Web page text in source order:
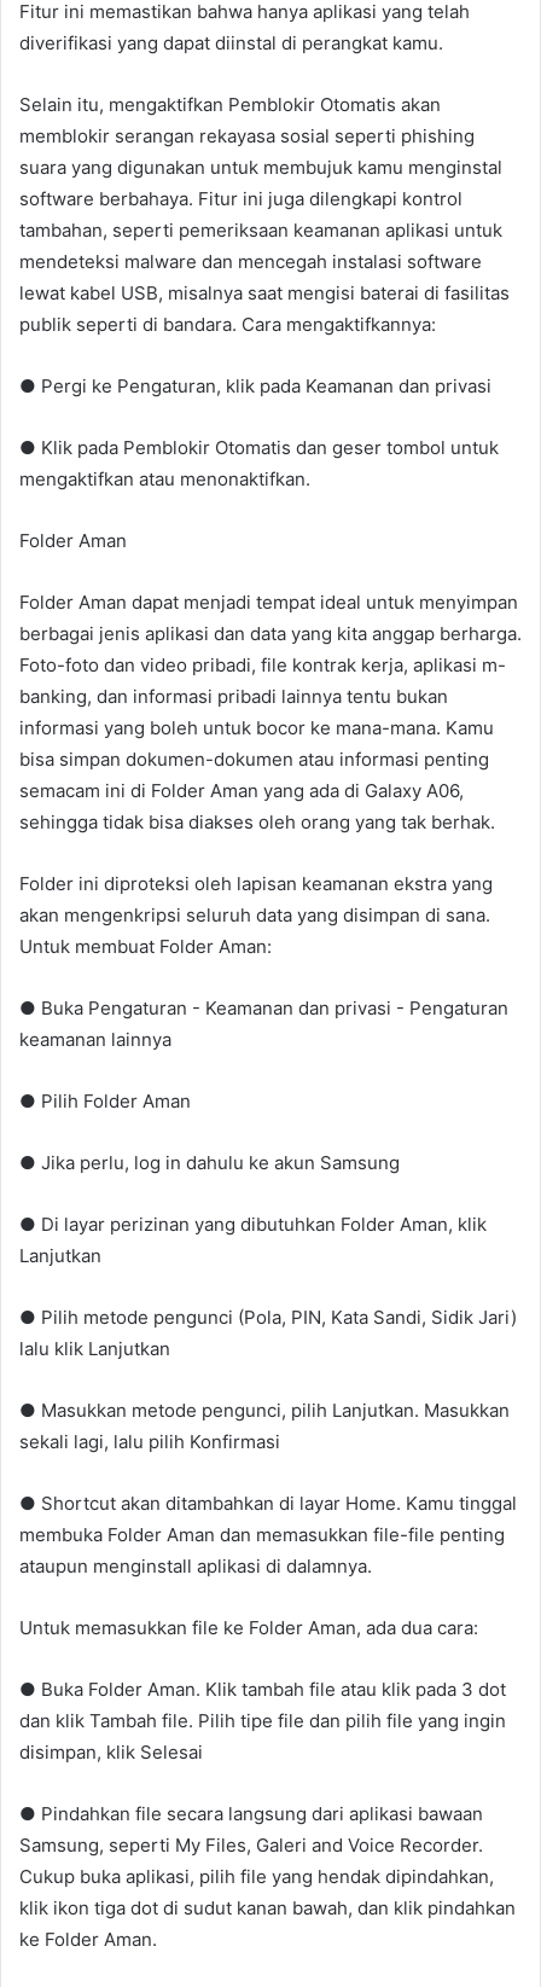
Fitur ini memastikan bahwa hanya aplikasi yang telah
diverifikasi yang dapat diinstal di perangkat kamu.
Selain itu, mengaktifkan Pemblokir Otomatis akan
memblokir serangan rekayasa sosial seperti phishing
suara yang digunakan untuk membujuk kamu menginstal
software berbahaya. Fitur ini juga dilengkapi kontrol
tambahan, seperti pemeriksaan keamanan aplikasi untuk
mendeteksi malware dan mencegah instalasi software
lewat kabel USB, misalnya saat mengisi baterai di fasilitas
publik seperti di bandara. Cara mengaktifkannya:
● Pergi ke Pengaturan, klik pada Keamanan dan privasi
● Klik pada Pemblokir Otomatis dan geser tombol untuk
mengaktifkan atau menonaktifkan.
Folder Aman
Folder Aman dapat menjadi tempat ideal untuk menyimpan
berbagai jenis aplikasi dan data yang kita anggap berharga.
Foto-foto dan video pribadi, file kontrak kerja, aplikasi m-
banking, dan informasi pribadi lainnya tentu bukan
informasi yang boleh untuk bocor ke mana-mana. Kamu
bisa simpan dokumen-dokumen atau informasi penting
semacam ini di Folder Aman yang ada di Galaxy A06,
sehingga tidak bisa diakses oleh orang yang tak berhak.
Folder ini diproteksi oleh lapisan keamanan ekstra yang
akan mengenkripsi seluruh data yang disimpan di sana.
Untuk membuat Folder Aman:
● Buka Pengaturan - Keamanan dan privasi - Pengaturan
keamanan lainnya
● Pilih Folder Aman
● Jika perlu, log in dahulu ke akun Samsung
● Di layar perizinan yang dibutuhkan Folder Aman, klik
Lanjutkan
● Pilih metode pengunci (Pola, PIN, Kata Sandi, Sidik Jari)
lalu klik Lanjutkan
● Masukkan metode pengunci, pilih Lanjutkan. Masukkan
sekali lagi, lalu pilih Konfirmasi
● Shortcut akan ditambahkan di layar Home. Kamu tinggal
membuka Folder Aman dan memasukkan file-file penting
ataupun menginstall aplikasi di dalamnya.
Untuk memasukkan file ke Folder Aman, ada dua cara:
● Buka Folder Aman. Klik tambah file atau klik pada 3 dot
dan klik Tambah file. Pilih tipe file dan pilih file yang ingin
disimpan, klik Selesai
● Pindahkan file secara langsung dari aplikasi bawaan
Samsung, seperti My Files, Galeri and Voice Recorder.
Cukup buka aplikasi, pilih file yang hendak dipindahkan,
klik ikon tiga dot di sudut kanan bawah, dan klik pindahkan
ke Folder Aman.